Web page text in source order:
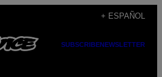
+ ESPAÑOL
SUBSCRIBENEWSLETTER